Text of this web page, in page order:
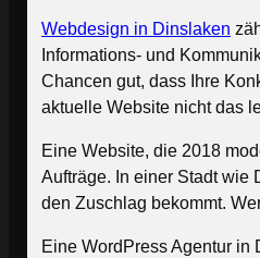
Webdesign in Dinslaken
Informations- und
Chancen gut, dass Ihre
aktuelle Website nicht das
Eine Website, die 2018
Aufträge. In einer Stadt wie
den Zuschlag bekommt.
Eine WordPress Agentur